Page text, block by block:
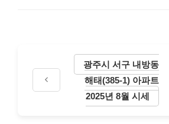
광주시 서구 내방동
해태(385-1) 아파트
2025년 8월 시세